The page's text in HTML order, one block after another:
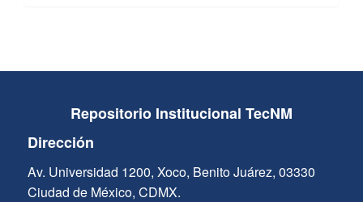
Repositorio Institucional TecNM
Dirección
Av. Universidad 1200, Xoco, Benito Juárez, 03330
Ciudad de México, CDMX.